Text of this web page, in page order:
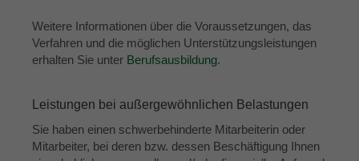
Weitere Informationen über die Voraussetzungen, das
Verfahren und die möglichen Unterstützungsleistungen
erhalten Sie unter Berufsausbildung.
Leistungen bei außergewöhnlichen Belastungen
Sie haben einen schwerbehinderte Mitarbeiterin oder
Mitarbeiter, bei deren bzw. dessen Beschäftigung Ihnen